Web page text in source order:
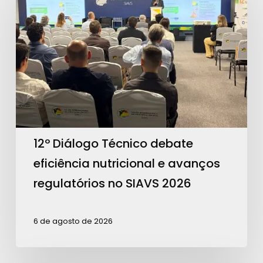
Técnico
debate
eficiência
nutricional
e
avanços
regulatórios
12º Diálogo Técnico debate
eficiência nutricional e avanços
regulatórios no SIAVS 2026
6 de agosto de 2026